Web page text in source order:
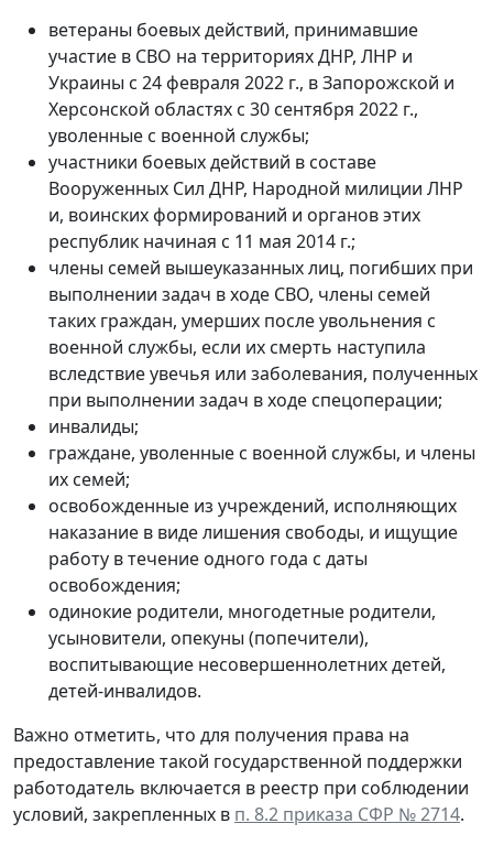
ветераны боевых действий, принимавшие
участие в СВО на территориях ДНР, ЛНР и
Украины с 24 февраля 2022 г., в Запорожской и
Херсонской областях с 30 сентября 2022 г.,
уволенные с военной службы;
участники боевых действий в составе
Вооруженных Сил ДНР, Народной милиции ЛНР
и, воинских формирований и органов этих
республик начиная с 11 мая 2014 г.;
члены семей вышеуказанных лиц, погибших при
выполнении задач в ходе СВО, члены семей
таких граждан, умерших после увольнения с
военной службы, если их смерть наступила
вследствие увечья или заболевания, полученных
при выполнении задач в ходе спецоперации;
инвалиды;
граждане, уволенные с военной службы, и члены
их семей;
освобожденные из учреждений, исполняющих
наказание в виде лишения свободы, и ищущие
работу в течение одного года с даты
освобождения;
одинокие родители, многодетные родители,
усыновители, опекуны (попечители),
воспитывающие несовершеннолетних детей,
детей-инвалидов.
Важно отметить, что для получения права на
предоставление такой государственной поддержки
работодатель включается в реестр при соблюдении
условий, закрепленных в п. 8.2 приказа СФР № 2714.